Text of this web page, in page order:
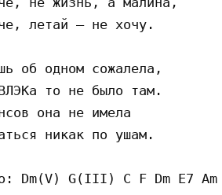
летай – не хочу.
об одном сожалела,
то не было там.
она не имела
никак по ушам.